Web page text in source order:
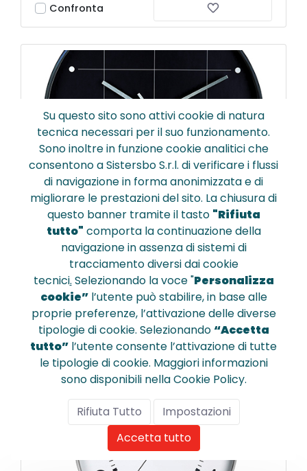
Confronta
400094567
Orologio da parete on time
diametro cm.30,5 nero
€ 29,290
Confronta
Su questo sito sono attivi cookie di natura
tecnica necessari per il suo funzionamento.
Sono inoltre in funzione cookie analitici che
consentono a Sistersbo S.r.l. di verificare i flussi
di navigazione in forma anonimizzata e di
migliorare le prestazioni del sito. La chiusura di
questo banner tramite il tasto "Rifiuta
tutto" comporta la continuazione della
navigazione in assenza di sistemi di
tracciamento diversi dai cookie
tecnici. Selezionando la voce "Personalizza
cookie”l’utente può stabilire, in base alle
proprie preferenze, l’attivazione delle diverse
tipologie di cookie. Selezionando “Accetta
tutto” l’utente consente l’attivazione di tutte
le tipologie di cookie. Maggiori informazioni
sono disponibili nella Cookie Policy.
Rifiuta Tutto
Impostazioni
Accetta tutto